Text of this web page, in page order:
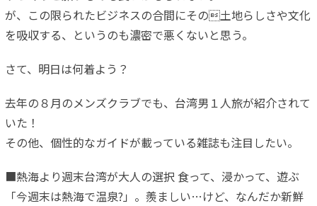
が、この限られたビジネスの合間にその土地らしさや文化
を吸収する、というのも濃密で悪くないと思う。
さて、明日は何着よう？
去年の８月のメンズクラブでも、台湾男１人旅が紹介されて
いた！
その他、個性的なガイドが載っている雑誌も注目したい。
■熱海より週末台湾が大人の選択 食って、浸かって、遊ぶ
「今週末は熱海で温泉?」。羨ましい…けど、なんだか新鮮